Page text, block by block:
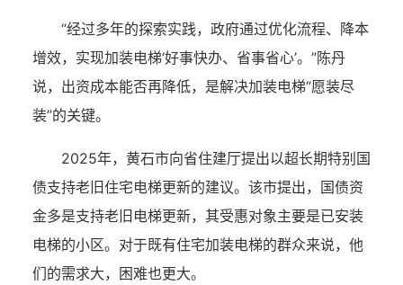
“经过多年的探索实践，政府通过优化流程、降本
增效，实现加装电梯‘好事快办、省事省心’。”陈丹
说，出资成本能否再降低，是解决加装电梯“愿装尽
装”的关键。
2025年，黄石市向省住建厅提出以超长期特别国
债支持老旧住宅电梯更新的建议。该市提出，国债资
金多是支持老旧电梯更新，其受惠对象主要是已安装
电梯的小区。对于既有住宅加装电梯的群众来说，他
们的需求大，困难也更大。